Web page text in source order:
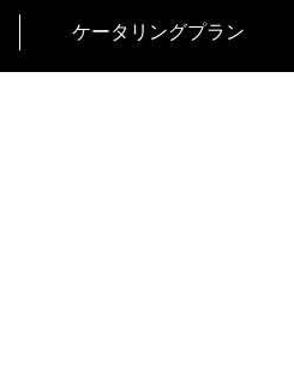
ケータリングプラン